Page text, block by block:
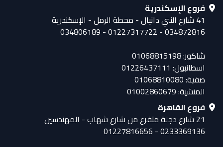
فروع الإسكندرية
41 شارع النبي دانيال - محطة الرمل - الإسكندرية
034872816 - 01227317722 - 034806189
شاكور: 01068815198
اسطانبول: 01226437111
صفية: 01068810080
المنشية: 01002860679
فروع القاهرة
21 شارع دجلة متفرع من شارع شهاب - المهندسين
0233369136 - 01227816656